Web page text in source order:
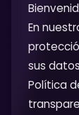
En
sus
Política